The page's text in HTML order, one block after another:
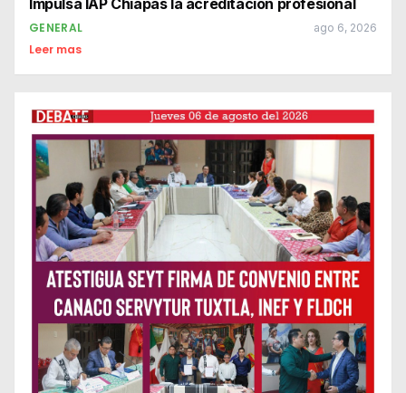
Impulsa IAP Chiapas la acreditación profesional
GENERAL ago 6, 2026
Leer mas